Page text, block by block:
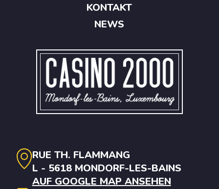
RUE TH. FLAMMANG
L - 5618 MONDORF-LES-BAINS
AUF GOOGLE MAP ANSEHEN
KONTAKT
NEWS